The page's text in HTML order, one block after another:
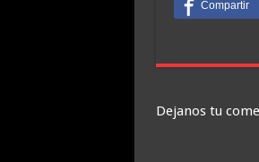
Dejanos tu